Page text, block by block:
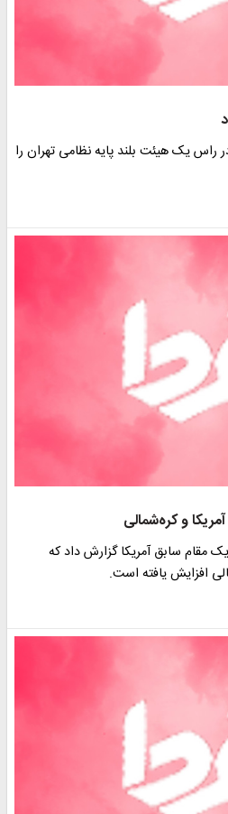
راس یک هیئت بلند پایه نظامی تهران را
و کره‌شمالی
مقام سابق آمریکا گزارش داد که
افزایش یافته است.